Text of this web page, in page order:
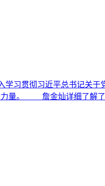
习贯彻习近平总书记关
力量。 詹金灿详细了解